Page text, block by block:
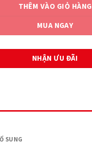
THÊM VÀO GIỎ HÀNG
MUA NGAY
NHẬN ƯU ĐÃI
SUNG